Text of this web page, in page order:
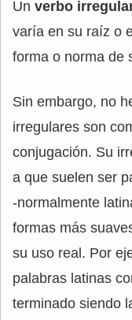
Un verbo
varía en su raíz o
forma o norma de
Sin embargo, no
irregulares son
conjugación. Su
a que suelen ser
-normalmente
formas más
su uso real. Por
palabras latinas
terminado siendo